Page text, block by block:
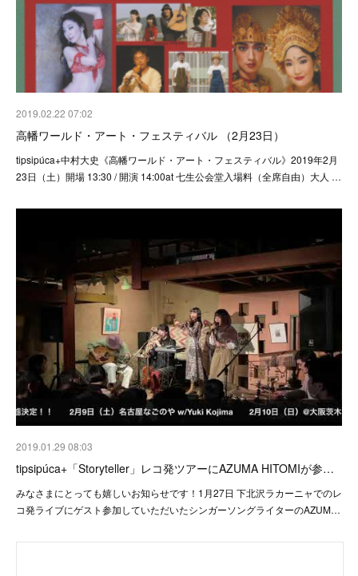
2019.02.22 07:02
高幡ワールド・アート・フェスティバル （2月23日）
tipsipúca+中村大史《高幡ワールド・アート・フェスティバル》2019年2月
23日（土）開場 13:30 / 開演 14:00at 七生公会堂入場料（全席自由）大人 …
2019.01.29 08:03
tipsipúca+「Storyteller」レコ発ツアーにAZUMA HITOMIが参…
みなさまにとっても嬉しいお知らせです！1月27日 下北沢ラカーニャでのレ
コ発ライブにゲスト参加していただいたシンガーソングライターのAZUM…